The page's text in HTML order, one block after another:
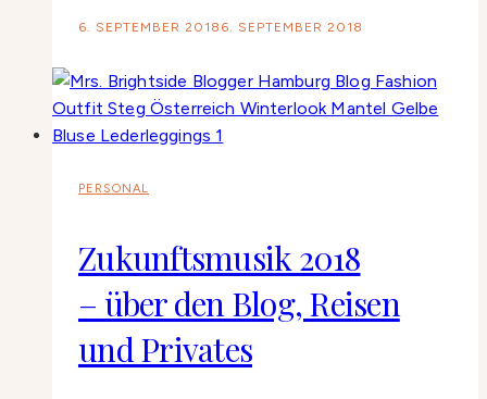
6. SEPTEMBER 2018 6. SEPTEMBER 2018
PERSONAL
Zukunftsmusik 2018
– über den Blog, Reisen
und Privates